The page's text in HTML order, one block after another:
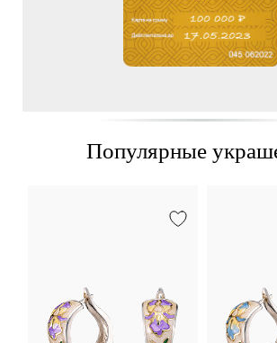
Популярные